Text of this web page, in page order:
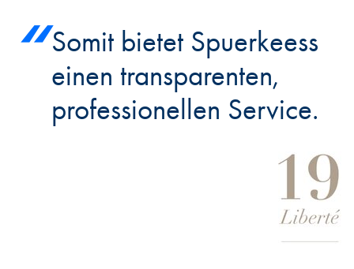
Somit bietet Spuerkeess
einen transparenten,
professionellen Service.